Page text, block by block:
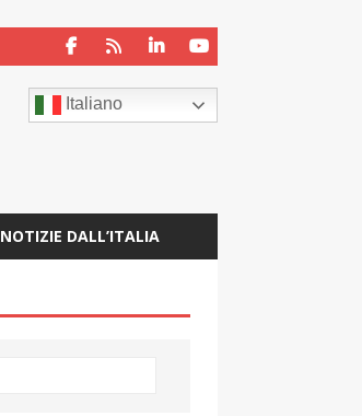
Italiano
NOTIZIE DALL’ITALIA